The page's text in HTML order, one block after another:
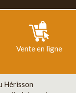
Vente en ligne
Hérisson